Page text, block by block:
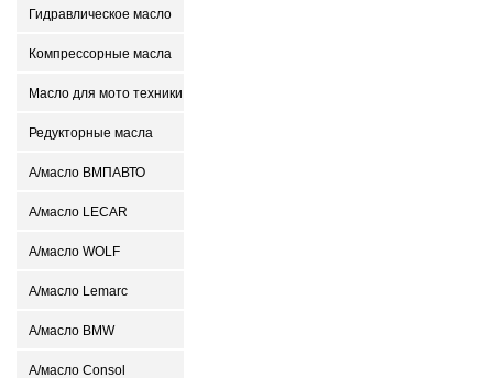
Гидравлическое масло
Компрессорные масла
Масло для мото техники
Редукторные масла
А/масло ВМПАВТО
А/масло LECAR
А/масло WOLF
А/масло Lemarc
А/масло BMW
А/масло Consol